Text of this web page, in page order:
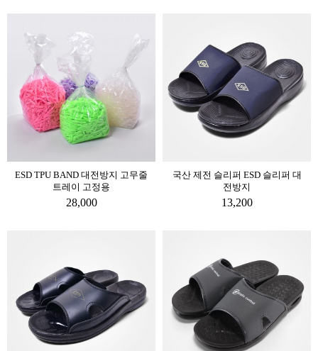
ESD TPU BAND 대전방지 고무줄
트레이 고정용
28,000
국산 제전 슬리퍼 ESD 슬리퍼 대
전방지
13,200